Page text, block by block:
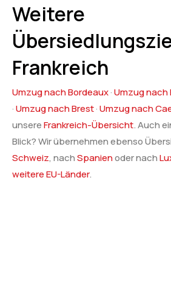
Weitere
Frankreich
Umzug nach Bordeaux·Umzug
·Umzug nach Brest·Umzug nach
unsereFrankreich-Übersicht. Auch
Blick? Wir übernehmen ebenso
Schweiz, nachSpanienoder nach
weitere EU-Länder.